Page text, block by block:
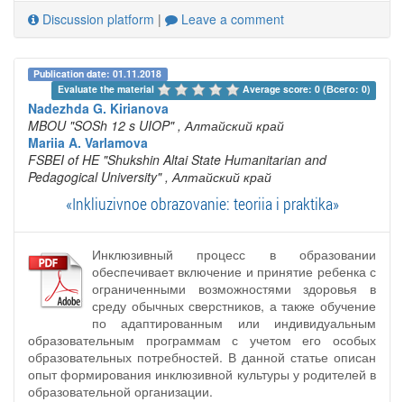
Discussion platform | Leave a comment
Publication date: 01.11.2018
Evaluate the material
Average score: 0 (Всего: 0)
Nadezhda G. Kirianova
MBOU "SOSh 12 s UIOP" , Алтайский край
Mariia A. Varlamova
FSBEI of HE "Shukshin Altai State Humanitarian and
Pedagogical University" , Алтайский край
«Inkliuzivnoe obrazovanie: teoriia i praktika»
Инклюзивный процесс в образовании
обеспечивает включение и принятие ребенка с
ограниченными возможностями здоровья в
среду обычных сверстников, а также обучение
по адаптированным или индивидуальным
образовательным программам с учетом его особых
образовательных потребностей. В данной статье описан
опыт формирования инклюзивной культуры у родителей в
образовательной организации.